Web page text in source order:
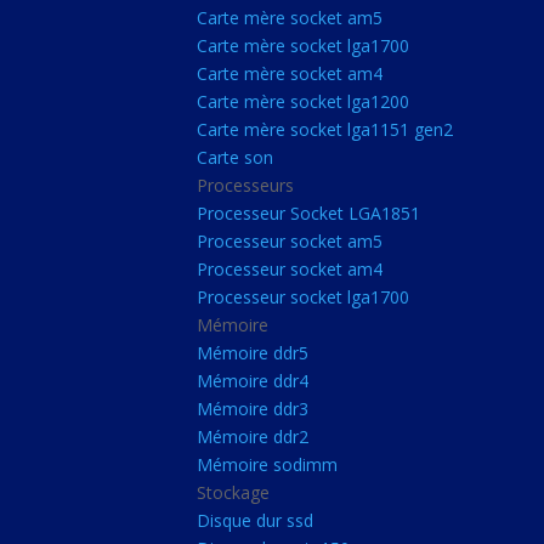
Carte Mère Socket
Carte mère socket am5
Carte mère socket
Carte mère socket am4
Carte mère socket
Carte son
Processeurs
Carte mère socket am5
Carte mère socket lga1700
Carte mère socket am4
Carte mère socket lga1200
Carte mère socket lga1151 gen2
Carte son
Processeurs
Processeur Socket LGA1851
Processeur socket am5
Processeur socket am4
Processeur socket lga1700
Mémoire
Mémoire ddr5
Mémoire ddr4
Mémoire ddr3
Mémoire ddr2
Mémoire sodimm
Stockage
Disque dur ssd